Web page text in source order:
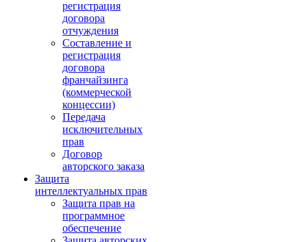
регистрация
договора
отчуждения
Составление и
регистрация
договора
франчайзинга
(коммерческой
концессии)
Передача
исключительных
прав
Договор
авторского заказа
Защита
интеллектуальных прав
Защита прав на
программное
обеспечение